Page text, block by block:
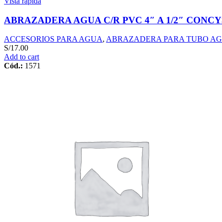
ABRAZADERA AGUA C/R PVC 4″ A 1/2″
ACCESORIOS PARA AGUA, ABRAZADERA PARA TUBO
S/17.00
Add to cart
Cód.: 1571